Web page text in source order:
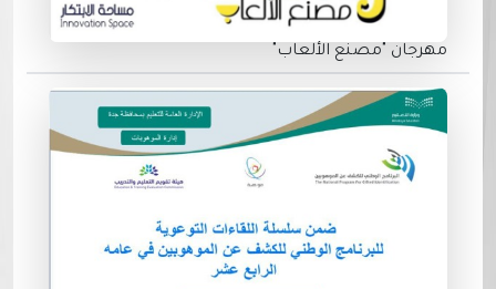
مهرجان "مصنع الألعاب"